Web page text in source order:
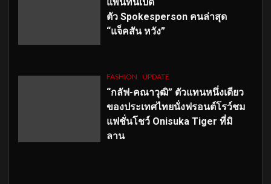
ตัว Spokesperson คนล่าสุด
“แจ็คสัน หวัง”
FASHION UPDATE
“กลัฟ-คณาวุฒิ” ตัวแทนหนึ่งเดียว
ของประเทศไทยนั่งฟรอนต์โรว์ชม
แฟชั่นโชว์ Onisuka Tiger ที่มิ
ลาน